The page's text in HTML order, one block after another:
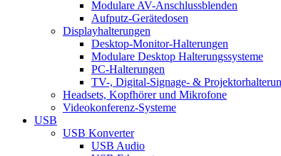
Modulare AV-Anschlussblenden
Aufputz-Gerätedosen
Displayhalterungen
Desktop-Monitor-Halterungen
Modulare Desktop Halterungssysteme
PC-Halterungen
TV-, Digital-Signage- &
Headsets, Kopfhörer und Mikrofone
Videokonferenz-Systeme
USB
USB Konverter
USB Audio